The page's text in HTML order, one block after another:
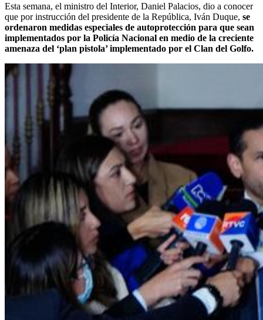
Esta semana, el ministro del Interior, Daniel Palacios, dio a conocer
que por instrucción del presidente de la República, Iván Duque, se
ordenaron medidas especiales de autoprotección para que sean
implementados por la Policía Nacional en medio de la creciente
amenaza del ‘plan pistola’ implementado por el Clan del Golfo.